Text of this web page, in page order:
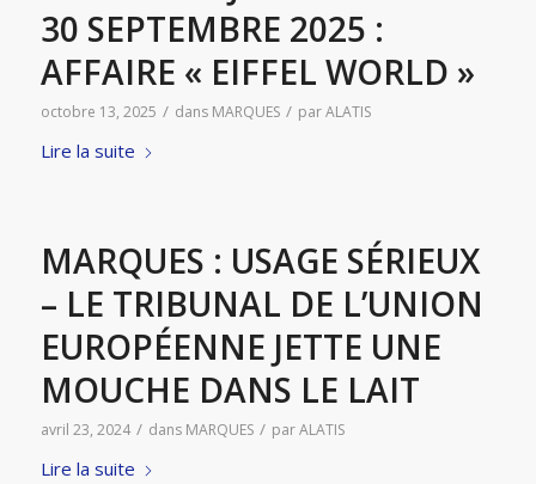
30 SEPTEMBRE 2025 :
AFFAIRE « EIFFEL WORLD »
octobre 13, 2025 / dans MARQUES / parALATIS
Lire la suite
MARQUES : USAGE SÉRIEUX
– LE TRIBUNAL DE L’UNION
EUROPÉENNE JETTE UNE
MOUCHE DANS LE LAIT
avril 23, 2024 / dans MARQUES / parALATIS
Lire la suite